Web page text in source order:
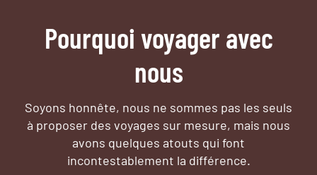
Pourquoi voyager avec
nous
Soyons honnête, nous ne sommes pas les seuls
à proposer des voyages sur mesure, mais nous
avons quelques atouts qui font
incontestablement la différence.